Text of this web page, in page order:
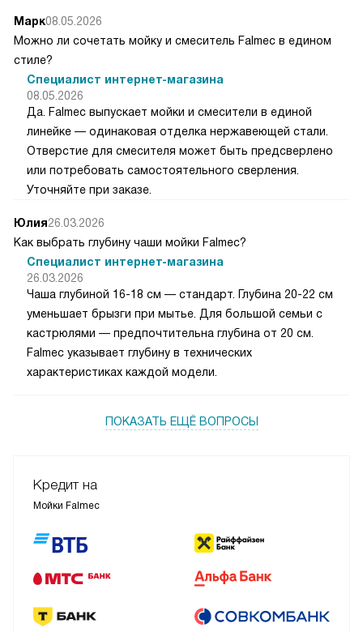
Марк08.05.2026
Можно ли сочетать мойку и смеситель Falmec в едином
стиле?
Специалист интернет-магазина
08.05.2026
Да. Falmec выпускает мойки и смесители в единой
линейке — одинаковая отделка нержавеющей стали.
Отверстие для смесителя может быть предсверлено
или потребовать самостоятельного сверления.
Уточняйте при заказе.
Юлия26.03.2026
Как выбрать глубину чаши мойки Falmec?
Специалист интернет-магазина
26.03.2026
Чаша глубиной 16-18 см — стандарт. Глубина 20-22 см
уменьшает брызги при мытье. Для большой семьи с
кастрюлями — предпочтительна глубина от 20 см.
Falmec указывает глубину в технических
характеристиках каждой модели.
ПОКАЗАТЬ ЕЩЁ ВОПРОСЫ
Кредит на
Мойки Falmec